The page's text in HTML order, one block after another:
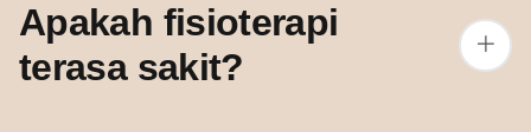
Apakah fisioterapi
terasa sakit?